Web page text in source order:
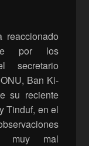
reaccionado
por los
secretario
Ban Ki-
su reciente
Tinduf, en el
muy mal